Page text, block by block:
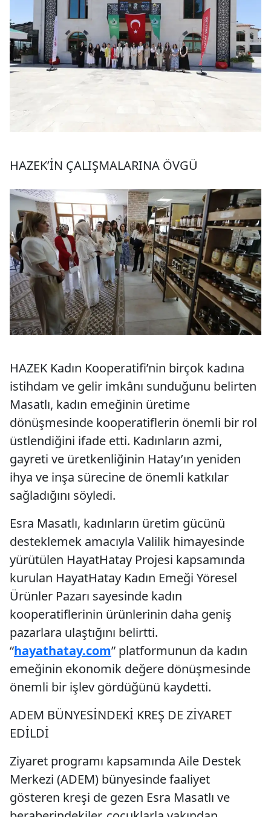
HAZEK’İN ÇALIŞMALARINA ÖVGÜ
HAZEK Kadın Kooperatifi’nin birçok kadına
istihdam ve gelir imkânı sunduğunu belirten
Masatlı, kadın emeğinin üretime
dönüşmesinde kooperatiflerin önemli bir rol
üstlendiğini ifade etti. Kadınların azmi,
gayreti ve üretkenliğinin Hatay’ın yeniden
ihya ve inşa sürecine de önemli katkılar
sağladığını söyledi.
Esra Masatlı, kadınların üretim gücünü
desteklemek amacıyla Valilik himayesinde
yürütülen HayatHatay Projesi kapsamında
kurulan HayatHatay Kadın Emeği Yöresel
Ürünler Pazarı sayesinde kadın
kooperatiflerinin ürünlerinin daha geniş
pazarlara ulaştığını belirtti.
“hayathatay.com” platformunun da kadın
emeğinin ekonomik değere dönüşmesinde
önemli bir işlev gördüğünü kaydetti.
ADEM BÜNYESİNDEKİ KREŞ DE ZİYARET
EDİLDİ
Ziyaret programı kapsamında Aile Destek
Merkezi (ADEM) bünyesinde faaliyet
gösteren kreşi de gezen Esra Masatlı ve